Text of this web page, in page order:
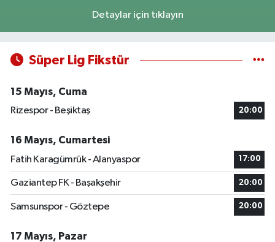
Detaylar için tıklayın
Süper Lig Fikstür
15 Mayıs, Cuma
Rizespor - Beşiktaş
20:00
16 Mayıs, Cumartesi
Fatih Karagümrük - Alanyaspor
17:00
Gaziantep FK - Başakşehir 20:00
Samsunspor - Göztepe 20:00
17 Mayıs, Pazar